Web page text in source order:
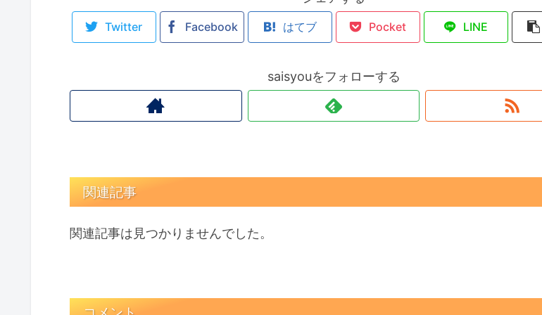
Twitter Facebook はてブ Pocket LINE
saisyouをフォローする
関連記事
関連記事は見つかりませんでした。